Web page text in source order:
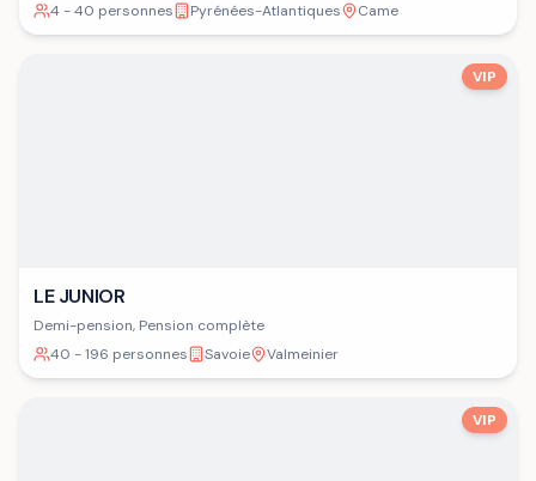
4 - 40 personnes
Pyrénées-Atlantiques Came
VIP
LE JUNIOR
Demi-pension, Pension complète
40 - 196 personnes
Savoie Valmeinier
VIP